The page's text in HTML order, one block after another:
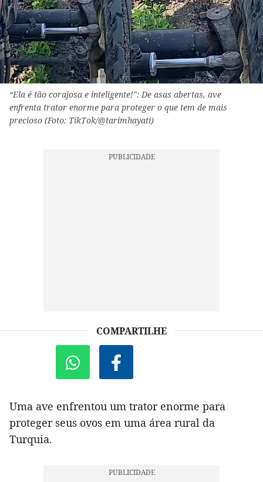
“Ela é tão corajosa e inteligente!": De asas abertas, ave
enfrenta trator enorme para proteger o que tem de mais
precioso (Foto: TikTok/@tarimhayati)
COMPARTILHE
Uma ave enfrentou um trator enorme para
proteger seus ovos em uma área rural da
Turquia.